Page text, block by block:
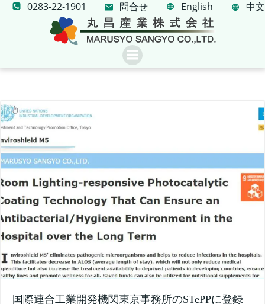
コ
ン
テ
ン
ツ
0283-22-1901 問合せ English 中文
国際連合工業開発機関東京事務所のSTePPに登録